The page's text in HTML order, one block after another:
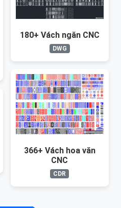
180+ Vách ngăn CNC
DWG
366+ Vách hoa văn
CNC
CDR